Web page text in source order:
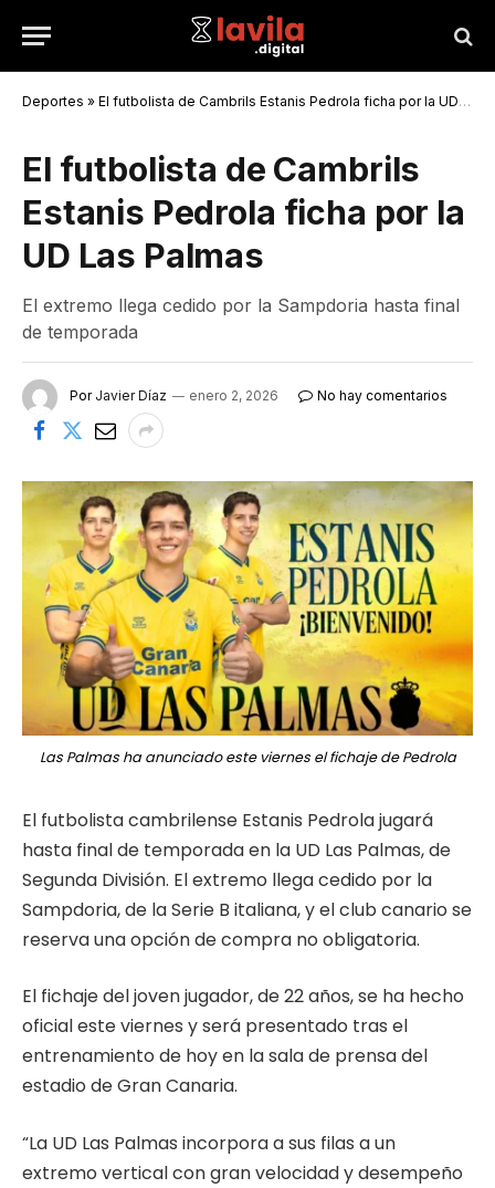
Deportes » El futbolista de Cambrils Estanis Pedrola ficha por la UD Las Palmas
El futbolista de Cambrils
Estanis Pedrola ficha por la
UD Las Palmas
El extremo llega cedido por la Sampdoria hasta final
de temporada
Por Javier Díaz enero 2, 2026 No hay comentarios
Las Palmas ha anunciado este viernes el fichaje de Pedrola
El futbolista cambrilense Estanis Pedrola jugará
hasta final de temporada en la UD Las Palmas, de
Segunda División. El extremo llega cedido por la
Sampdoria, de la Serie B italiana, y el club canario se
reserva una opción de compra no obligatoria.
El fichaje del joven jugador, de 22 años, se ha hecho
oficial este viernes y será presentado tras el
entrenamiento de hoy en la sala de prensa del
estadio de Gran Canaria.
“La UD Las Palmas incorpora a sus filas a un
extremo vertical con gran velocidad y desempeño